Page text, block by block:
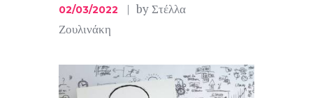
02/03/2022 byΣτέλλα
Ζουλινάκη